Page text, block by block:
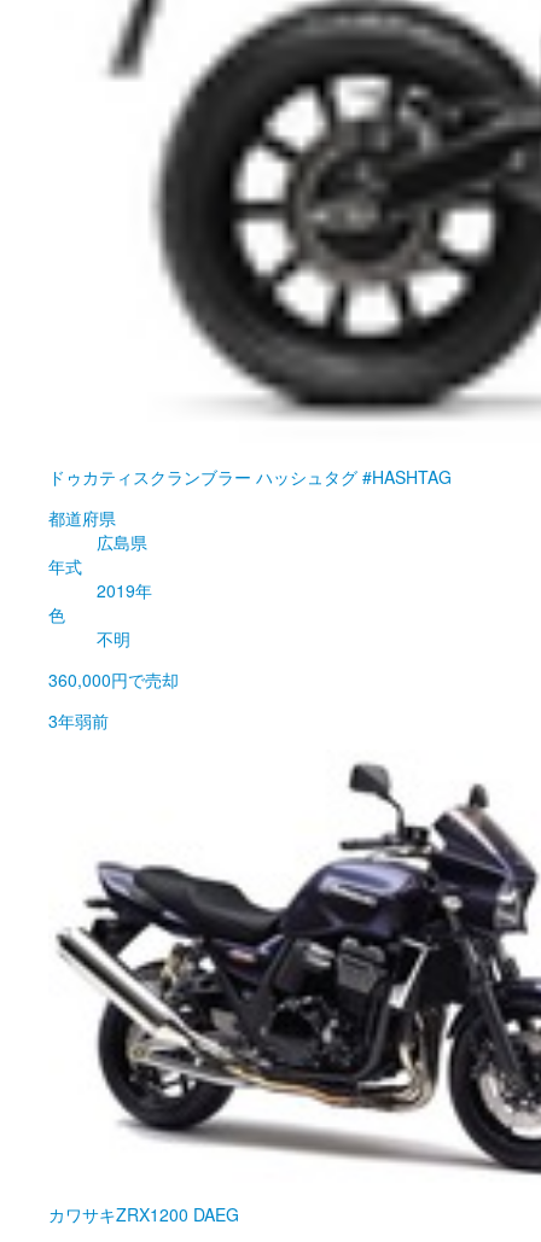
ドゥカティ スクランブラー ハッシュタグ #HASHTAG
都道府県
広島県
年式
2019年
色
不明
360,000円で売却
3年弱前
カワサキZRX1200 DAEG